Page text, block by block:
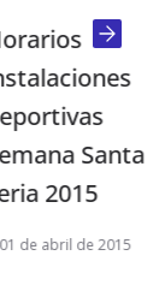
Santa y
2015
abril de 2015